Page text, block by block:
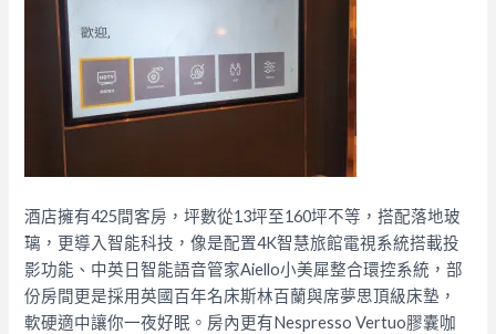
酒店擁有425間客房，坪數從13坪至160坪不等，搭配落地玻
璃，更導入智能科技，像是配置4K智慧旅館電視系統搭載投
影功能、中英日智能語音管家Aiello小美犀整合環控系統，部
份房間更是採用英國百年名床斯林百蘭與席夢思頂級床墊，
軟硬適中讓你一夜好眠。房內更有Nespresso Vertuo膠囊咖